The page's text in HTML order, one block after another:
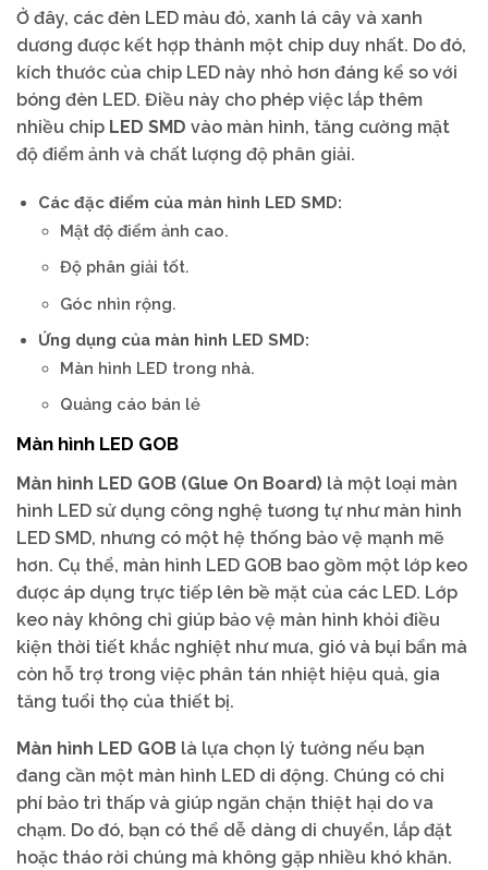
Ở đây, các đèn LED màu đỏ, xanh lá cây và xanh
dương được kết hợp thành một chip duy nhất. Do đó,
kích thước của chip LED này nhỏ hơn đáng kể so với
bóng đèn LED. Điều này cho phép việc lắp thêm
nhiều chip LED SMD vào màn hình, tăng cường mật
độ điểm ảnh và chất lượng độ phân giải.
Các đặc điểm của màn hình LED SMD:
Mật độ điểm ảnh cao.
Độ phân giải tốt.
Góc nhìn rộng.
Ứng dụng của màn hình LED SMD:
Màn hình LED trong nhà.
Quảng cáo bán lẻ
Màn hình LED GOB
Màn hình LED GOB (Glue On Board) là một loại màn
hình LED sử dụng công nghệ tương tự như màn hình
LED SMD, nhưng có một hệ thống bảo vệ mạnh mẽ
hơn. Cụ thể, màn hình LED GOB bao gồm một lớp keo
được áp dụng trực tiếp lên bề mặt của các LED. Lớp
keo này không chỉ giúp bảo vệ màn hình khỏi điều
kiện thời tiết khắc nghiệt như mưa, gió và bụi bẩn mà
còn hỗ trợ trong việc phân tán nhiệt hiệu quả, gia
tăng tuổi thọ của thiết bị.
Màn hình LED GOB là lựa chọn lý tưởng nếu bạn
đang cần một màn hình LED di động. Chúng có chi
phí bảo trì thấp và giúp ngăn chặn thiệt hại do va
chạm. Do đó, bạn có thể dễ dàng di chuyển, lắp đặt
hoặc tháo rời chúng mà không gặp nhiều khó khăn.